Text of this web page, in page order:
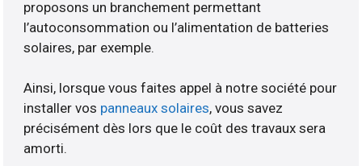
proposons un branchement permettant
l’autoconsommation ou l’alimentation de batteries
solaires, par exemple.
Ainsi, lorsque vous faites appel à notre société pour
installer vos panneaux solaires, vous savez
précisément dès lors que le coût des travaux sera
amorti.